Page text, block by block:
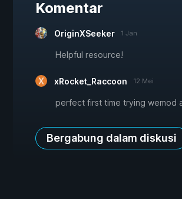
Komentar
OriginXSeeker 1 Jan
Helpful resource!
xRocket_Raccoon 12 Mei
perfect first time trying wemod
Bergabung dalam diskusi